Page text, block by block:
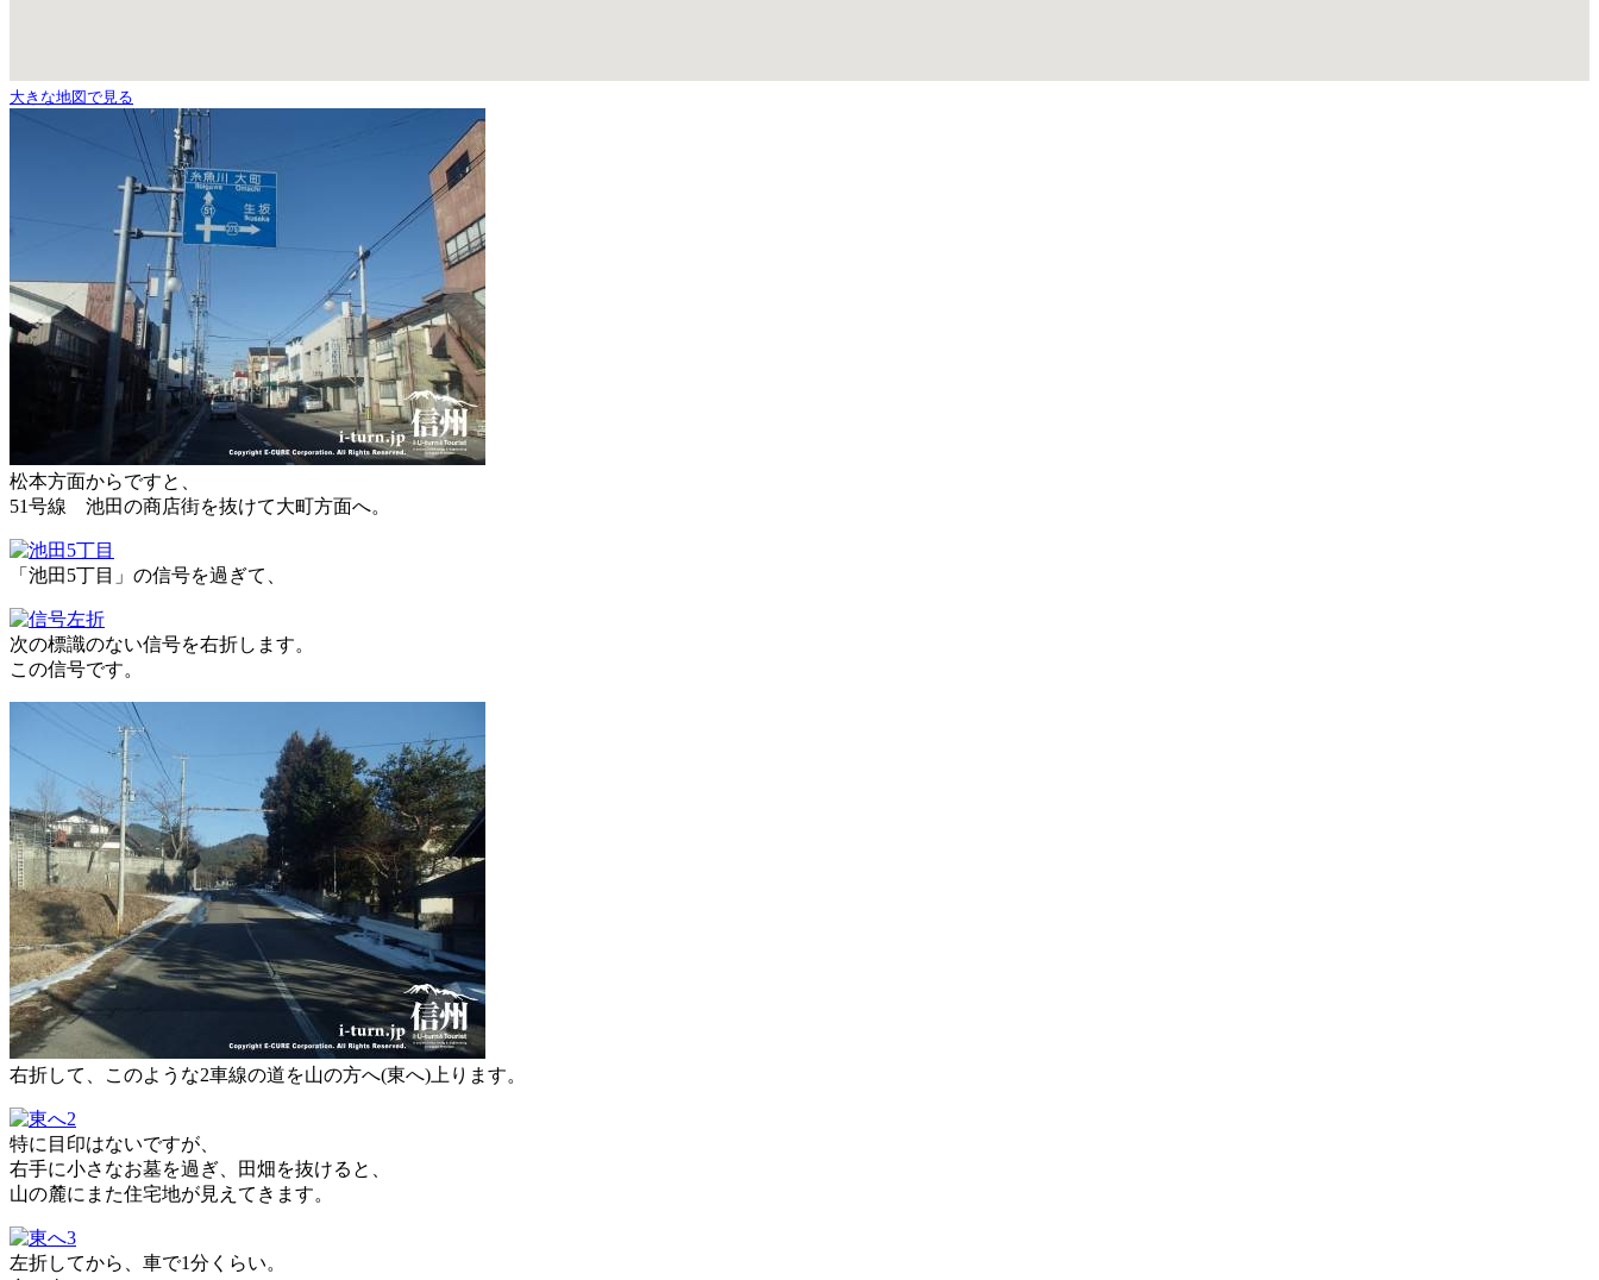
大きな地図で見る
松本方面からですと、
51号線 池田の商店街を抜けて大町方面へ。
「池田5丁目」の信号を過ぎて、
次の標識のない信号を右折します。
この信号です。
右折して、このような2車線の道を山の方へ(東へ)上ります。
特に目印はないですが、
右手に小さなお墓を過ぎ、田畑を抜けると、
山の麓にまた住宅地が見えてきます。
左折してから、車で1分くらい。